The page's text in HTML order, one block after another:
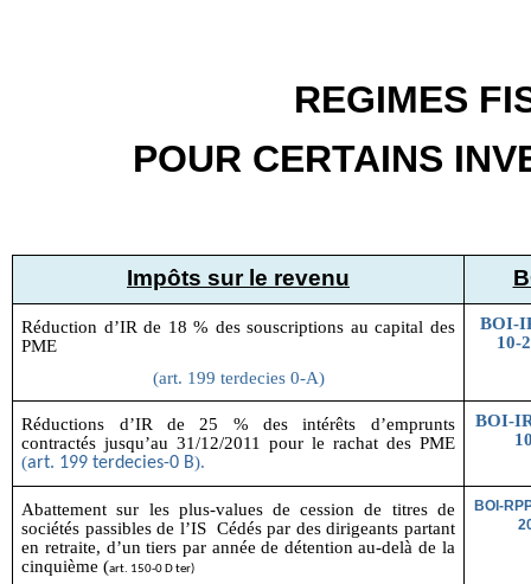
REGIMES
POUR CERTAINS
Impôts sur le revenu
Réduction d’IR de 18 % des souscriptions au capital des
PME
(art. 199 terdecies 0-A)
BOI-
10-
Réductions d’IR de 25 % des intérêts d’emprunts
contractés jusqu’au 31/12/2011 pour le rachat des PME
(art. 199 terdecies-0 B).
BOI-
Abattement sur les plus-values de cession de titres de
sociétés passibles de l’IS Cédés par des dirigeants partant
en retraite, d’un tiers par année de détention au-delà de la
cinquième (art. 150-0 D ter)
BOI-